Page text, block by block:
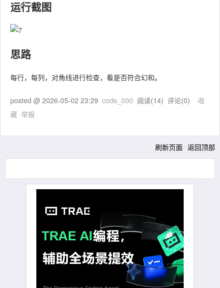
运行截图
思路
每行，每列，对角线进行检查，看是否符合幻和。
posted @ 2026-05-02 23:29 code_000 阅读(14) 评论(0) 收
藏 举报
刷新页面 返回顶部